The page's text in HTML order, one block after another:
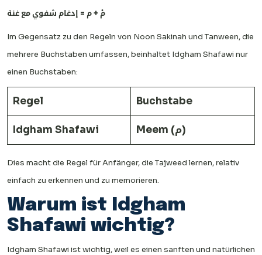
مْ + م = إدغام شفوي مع غنة
Im Gegensatz zu den Regeln von Noon Sakinah und Tanween, die
mehrere Buchstaben umfassen, beinhaltet Idgham Shafawi nur
einen Buchstaben:
Regel Buchstabe
Idgham Shafawi Meem (م)
Dies macht die Regel für Anfänger, die Tajweed lernen, relativ
einfach zu erkennen und zu memorieren.
Warum ist Idgham
Shafawi wichtig?
Idgham Shafawi ist wichtig, weil es einen sanften und natürlichen